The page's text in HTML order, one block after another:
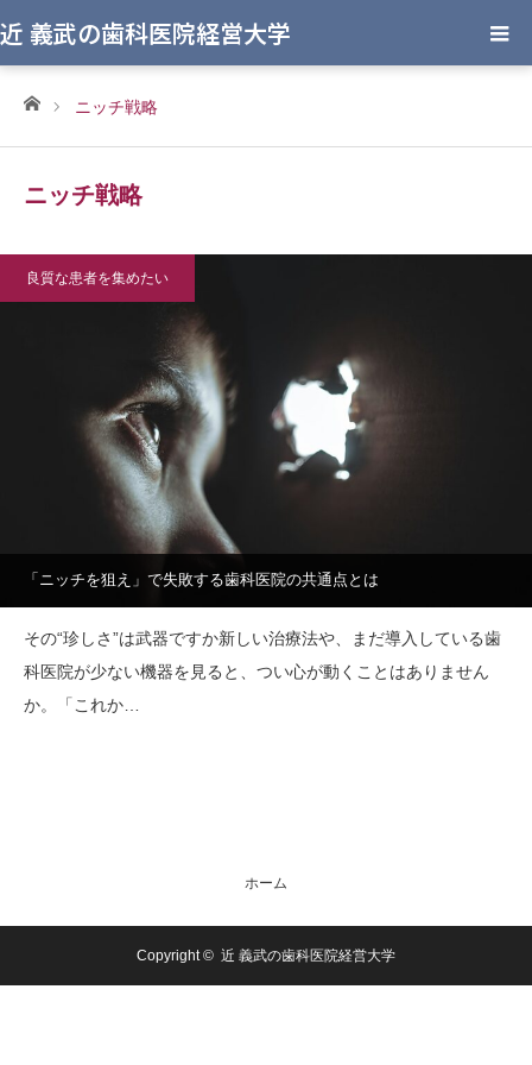
近 義武の歯科医院経営大学
ホームニッチ戦略
ニッチ戦略
良質な患者を集めたい
「ニッチを狙え」で失敗する歯科医院の共通点とは
その“珍しさ”は武器ですか新しい治療法や、まだ導入している歯
科医院が少ない機器を見ると、つい心が動くことはありません
か。「これか…
ホーム
Copyright © 近 義武の歯科医院経営大学